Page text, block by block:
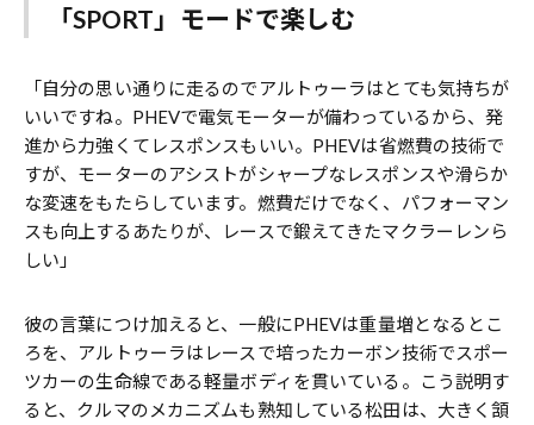
「SPORT」モードで楽しむ
「自分の思い通りに走るのでアルトゥーラはとても気持ちが
いいですね。PHEVで電気モーターが備わっているから、発
進から力強くてレスポンスもいい。PHEVは省燃費の技術で
すが、モーターのアシストがシャープなレスポンスや滑らか
な変速をもたらしています。燃費だけでなく、パフォーマン
スも向上するあたりが、レースで鍛えてきたマクラーレンら
しい」
彼の言葉につけ加えると、一般にPHEVは重量増となるとこ
ろを、アルトゥーラはレースで培ったカーボン技術でスポー
ツカーの生命線である軽量ボディを貫いている。こう説明す
ると、クルマのメカニズムも熟知している松田は、大きく頷